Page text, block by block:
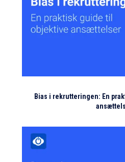
Bias i rekrutteringen: En